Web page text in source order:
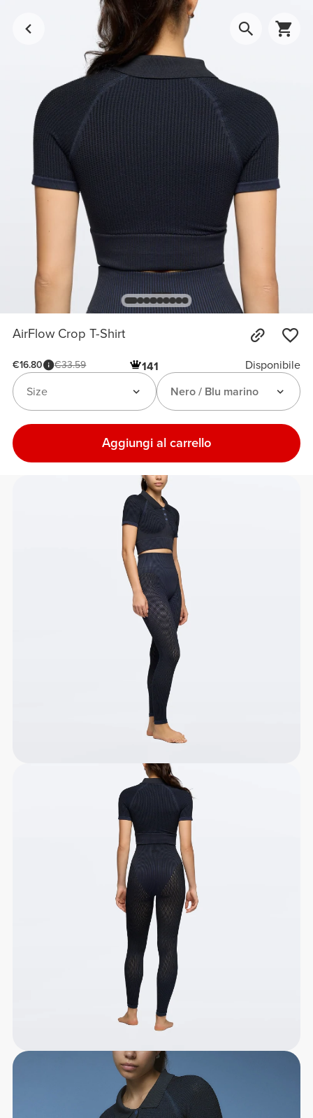
AirFlow Crop T-Shirt
€16.80 €33.59 141
Disponibile
Nero / Blu marino
Size
Aggiungi al carrello